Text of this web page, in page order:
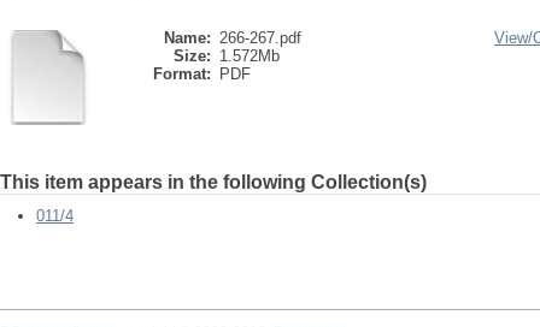
Name: 266-267.pdf
Size: 1.572Mb
Format:
PDF
View/
This item appears in the following Collection(s)
011/4